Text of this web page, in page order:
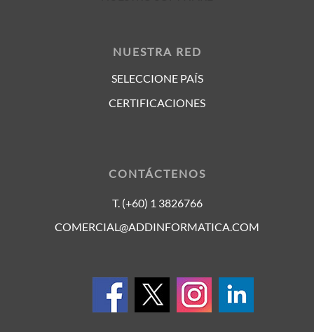
NUESTRA RED
SELECCIONE PAÍS
CERTIFICACIONES
CONTÁCTENOS
T. (+60) 1 3826766
COMERCIAL@ADDINFORMATICA.COM